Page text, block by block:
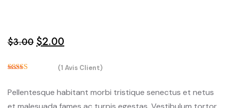
$3.00 Le
était :
$3.00.
$2.00
actuel
est :
sur
(1 Avis Client)
Pellentesque habitant morbi tristique senectus et netus